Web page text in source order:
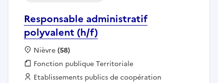
Responsable administratif
polyvalent (h/f)
Localisation :
Nièvre(58)
Fonction publique :
Fonction publique Territoriale
Employeur :
Etablissements publics de coopération